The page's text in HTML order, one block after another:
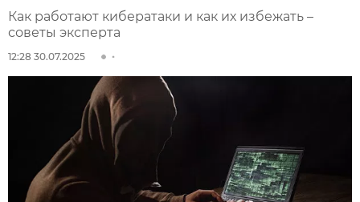
Как работают кибератаки и как их избежать –
советы эксперта
12:28 30.07.2025